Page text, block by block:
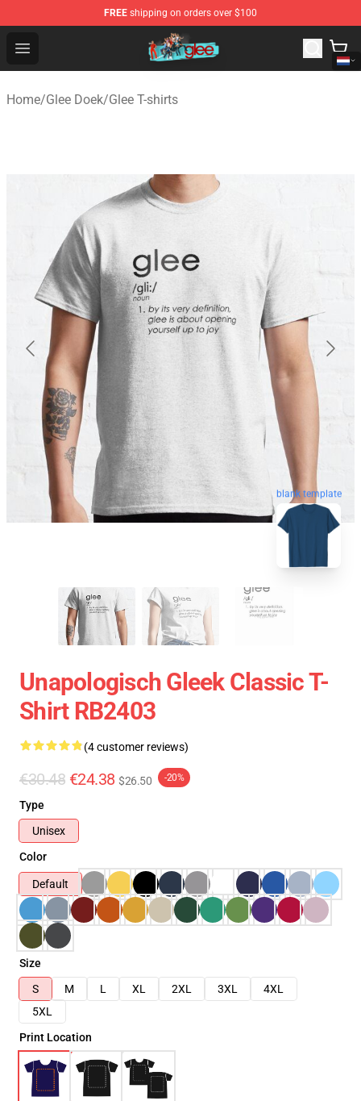
FREE shipping on orders over $100
Open menu
Glee Store - Official Glee Merchandise Shop
Home/Glee Doek/Glee T-shirts
blank template
Unapologisch Gleek Classic T-
Shirt RB2403
(4 customer reviews)
€30.48 €24.38 $26.50 -20%
Type
Unisex
Color
Default
Size
S
M L XL 2XL 3XL
4XL
5XL
Print Location